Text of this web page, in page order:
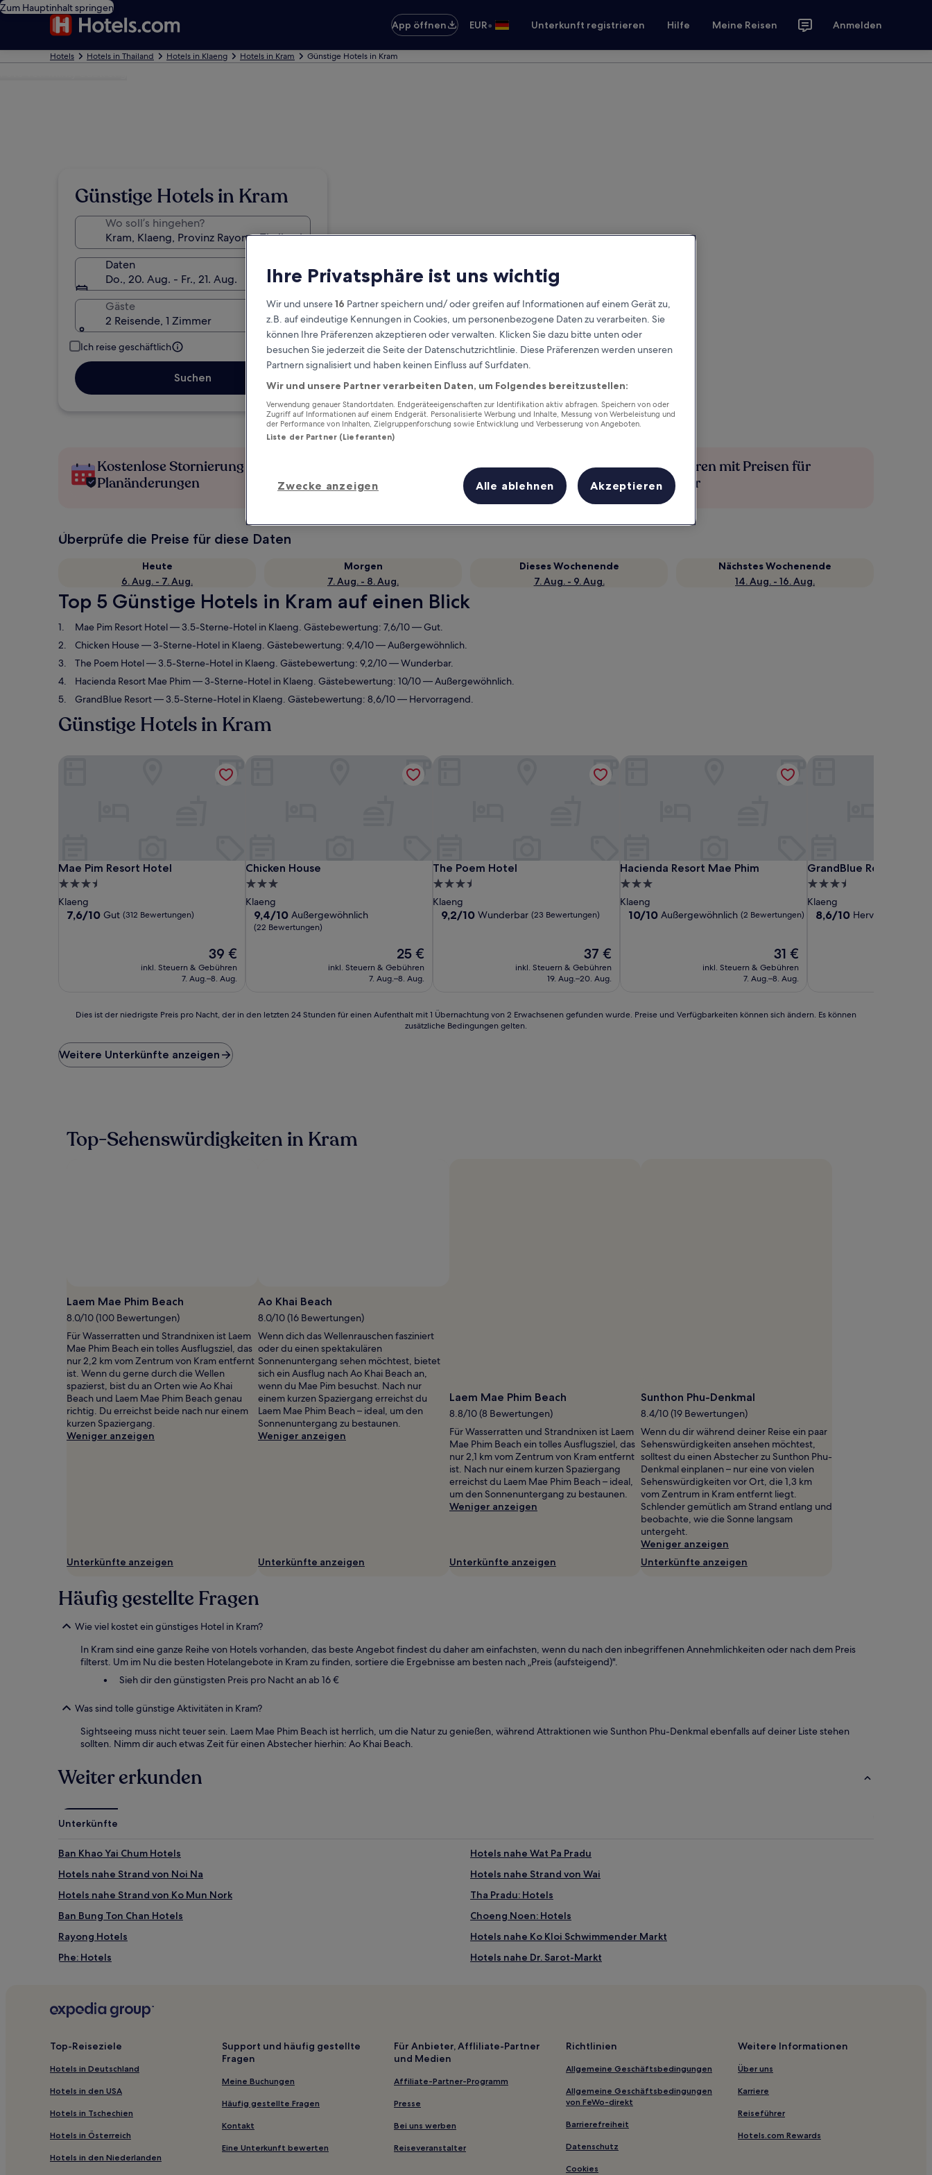
Zum Hauptinhalt springen
App öffnen
EUR• Unterkunft registrieren Hilfe Meine Reisen Anmelden
Hotels Hotels in Thailand Hotels in Klaeng Hotels in Kram Günstige Hotels in Kram
Günstige Hotels in Kram
Wo soll’s hingehen?
Daten
Do., 20. Aug. - Fr., 21. Aug.
Gäste
2 Reisende, 1 Zimmer
Ich reise geschäftlich
Suchen
Kostenlose Stornierung bei
Planänderungen
Verdiene Prämien für jede
wahrgenommene Übernachtung
Mehr sparen mit Preisen für
Mitglieder
Überprüfe die Preise für diese Daten
Heute
6. Aug. - 7. Aug.
Morgen
7. Aug. - 8. Aug.
Dieses Wochenende
7. Aug. - 9. Aug.
Nächstes Wochenende
14. Aug. - 16. Aug.
Top 5 Günstige Hotels in Kram auf einen Blick
Mae Pim Resort Hotel— 3.5-Sterne-Hotel in Klaeng. Gästebewertung: 7,6/10 — Gut.
Chicken House— 3-Sterne-Hotel in Klaeng. Gästebewertung: 9,4/10 — Außergewöhnlich.
The Poem Hotel— 3.5-Sterne-Hotel in Klaeng. Gästebewertung: 9,2/10 — Wunderbar.
Hacienda Resort Mae Phim— 3-Sterne-Hotel in Klaeng. Gästebewertung: 10/10 — Außergewöhnlich.
GrandBlue Resort— 3.5-Sterne-Hotel in Klaeng. Gästebewertung: 8,6/10 — Hervorragend.
Günstige Hotels in Kram
Mae Pim Resort Hotel
Mae Pim Resort Hotel
3.5-
Sterne-
Unterkunft
Klaeng
7.6
7,6/10 Gut (312 Bewertungen)
Der
Preis
beträgt
39 €
inkl. Steuern & Gebühren
7. Aug.–8. Aug.
Chicken House
Chicken House
3.0-
Sterne-
Unterkunft
Klaeng
9.4
von
9,4/10 Außergewöhnlich
(22 Bewertungen)
Der
Preis
beträgt
25 €
inkl. Steuern & Gebühren
7. Aug.–8. Aug.
The Poem Hotel
The Poem Hotel
3.5-
Sterne-
Unterkunft
Klaeng
9.2
9,2/10 Wunderbar (23 Bewertungen)
Der
Preis
beträgt
37 €
inkl. Steuern & Gebühren
19. Aug.–20. Aug.
Hacienda Resort Mae Phim
Hacienda Resort Mae Phim
3.0-
Sterne-
Unterkunft
Klaeng
10.0
10/10 Außergewöhnlich (2 Bewertungen)
Der
Preis
beträgt
31 €
inkl. Steuern & Gebühren
7. Aug.–8. Aug.
GrandBlue Resort
GrandBlue Resort
3.5-
Sterne-
Unterkunft
Klaeng
8.6
8,6/10 Hervorragend
der
niedrigste
Preis
letzten
24 Stunden
Verfügbarkeiten
können
ändern.
können
zusätzliche
Bedingungen
gelten.
Dies ist der niedrigste Preis pro Nacht, der in den letzten 24 Stunden für einen Aufenthalt mit 1 Übernachtung von 2 Erwachsenen gefunden wurde. Preise und Verfügbarkeiten können sich ändern. Es können
zusätzliche Bedingungen gelten.
Weitere Unterkünfte anzeigen
Top-Sehenswürdigkeiten in Kram
Foto
von
Minty
Suetrong
Laem Mae Phim Beach
8.0/10 (100 Bewertungen)
Für Wasserratten und Strandnixen ist Laem
Mae Phim Beach ein tolles Ausflugsziel, das
nur 2,2 km vom Zentrum von Kram entfernt
ist. Wenn du gerne durch die Wellen
spazierst, bist du an Orten wie Ao Khai
Beach und Laem Mae Phim Beach genau
richtig. Du erreichst beide nach nur einem
kurzen Spaziergang.
Weniger anzeigen
Unterkünfte anzeigen
Ao Khai Beach
8.0/10 (16 Bewertungen)
Wenn dich das Wellenrauschen fasziniert
oder du einen spektakulären
Sonnenuntergang sehen möchtest, bietet
sich ein Ausflug nach Ao Khai Beach an,
wenn du Mae Pim besuchst. Nach nur
einem kurzen Spaziergang erreichst du
Laem Mae Phim Beach – ideal, um den
Sonnenuntergang zu bestaunen.
Weniger anzeigen
Unterkünfte anzeigen
Laem Mae Phim Beach
8.8/10 (8 Bewertungen)
Für Wasserratten und Strandnixen ist Laem
Mae Phim Beach ein tolles Ausflugsziel, das
nur 2,1 km vom Zentrum von Kram entfernt
ist. Nach nur einem kurzen Spaziergang
erreichst du Laem Mae Phim Beach – ideal,
um den Sonnenuntergang zu bestaunen.
Weniger anzeigen
Unterkünfte anzeigen
Sunthon Phu-Denkmal
8.4/10 (19 Bewertungen)
Wenn du dir während deiner Reise ein paar
Sehenswürdigkeiten ansehen möchtest,
solltest du einen Abstecher zu Sunthon Phu-
Denkmal einplanen – nur eine von vielen
Sehenswürdigkeiten vor Ort, die 1,3 km
vom Zentrum in Kram entfernt liegt.
Schlender gemütlich am Strand entlang und
beobachte, wie die Sonne langsam
untergeht.
Weniger anzeigen
Unterkünfte anzeigen
Häufig gestellte Fragen
Wie viel kostet ein günstiges Hotel in Kram?
In Kram sind eine ganze Reihe von Hotels vorhanden, das beste Angebot findest du daher am einfachsten, wenn du nach den inbegriffenen Annehmlichkeiten oder nach dem Preis
filterst. Um im Nu die besten Hotelangebote in Kram zu finden, sortiere die Ergebnisse am besten nach „Preis (aufsteigend)".
Sieh dir den günstigsten Preis pro Nacht an ab 16 €
Was sind tolle günstige Aktivitäten in Kram?
Sightseeing muss nicht teuer sein. Laem Mae Phim Beach ist herrlich, um die Natur zu genießen, während Attraktionen wie Sunthon Phu-Denkmal ebenfalls auf deiner Liste stehen
sollten. Nimm dir auch etwas Zeit für einen Abstecher hierhin: Ao Khai Beach.
Weiter erkunden
Unterkünfte
Ban Khao Yai Chum Hotels
Hotels nahe Wat Pa Pradu
Hotels nahe Strand von Noi Na
Hotels nahe Strand von Wai
Hotels nahe Strand von Ko Mun Nork
Tha Pradu: Hotels
Ban Bung Ton Chan Hotels
Choeng Noen: Hotels
Rayong Hotels
Hotels nahe Ko Kloi Schwimmender Markt
Phe: Hotels
Hotels nahe Dr. Sarot-Markt
Hotels nahe Laem Mae Phim Beach
Ban Phe: Hotels
Hotels nahe Suchada Beach
Hotels nahe Passione Shopping Destination
Samnak Thon: Hotels
Hotels nahe Star Night Bazaar
Hotels nahe Utapao Intl.
Hotels nahe Wat Lum Mahachai Chumpon
Top-Reiseziele
Hotels in Deutschland
Hotels in den USA
Hotels in Tschechien
Hotels in Österreich
Hotels in den Niederlanden
Support und häufig gestellte
Fragen
Meine Buchungen
Häufig gestellte Fragen
Kontakt
Eine Unterkunft bewerten
Für Anbieter, Affliliate-Partner
und Medien
Affiliate-Partner-Programm
Presse
Bei uns werben
Reiseveranstalter
Richtlinien
Allgemeine Geschäftsbedingungen
Allgemeine Geschäftsbedingungen
von FeWo-direkt
Barrierefreiheit
Datenschutz
Cookies
Weitere Informationen
Über uns
Karriere
Reiseführer
Hotels.com Rewards
Ihre Privatsphäre ist uns wichtig
Wir und unsere16 Partner speichern und/ oder greifen auf Informationen auf einem Gerät zu,
z.B. auf eindeutige Kennungen in Cookies, um personenbezogene Daten zu verarbeiten. Sie
können Ihre Präferenzen akzeptieren oder verwalten. Klicken Sie dazu bitte unten oder
besuchen Sie jederzeit die Seite der Datenschutzrichtlinie. Diese Präferenzen werden unseren
Partnern signalisiert und haben keinen Einfluss auf Surfdaten.
Wir und unsere Partner verarbeiten Daten, um Folgendes bereitzustellen:
Verwendung genauer Standortdaten. Endgeräteeigenschaften zur Identifikation aktiv abfragen. Speichern von oder
Zugriff auf Informationen auf einem Endgerät. Personalisierte Werbung und Inhalte, Messung von Werbeleistung und
der Performance von Inhalten, Zielgruppenforschung sowie Entwicklung und Verbesserung von Angeboten.
Liste der Partner (Lieferanten)
Zwecke anzeigen Alle ablehnen Akzeptieren